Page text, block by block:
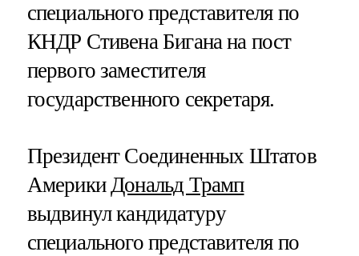
специального представителя по
КНДР Стивена Бигана на пост
первого заместителя
государственного секретаря.
Президент Соединенных Штатов
АмерикиДональд Трамп
выдвинул кандидатуру
специального представителя по